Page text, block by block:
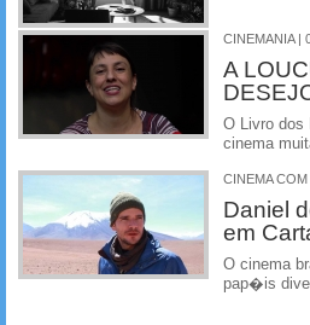
CINEMANIA |
A
O Livro dos
cinema
CINEMA
Daniel
em
O cinema
pap�is